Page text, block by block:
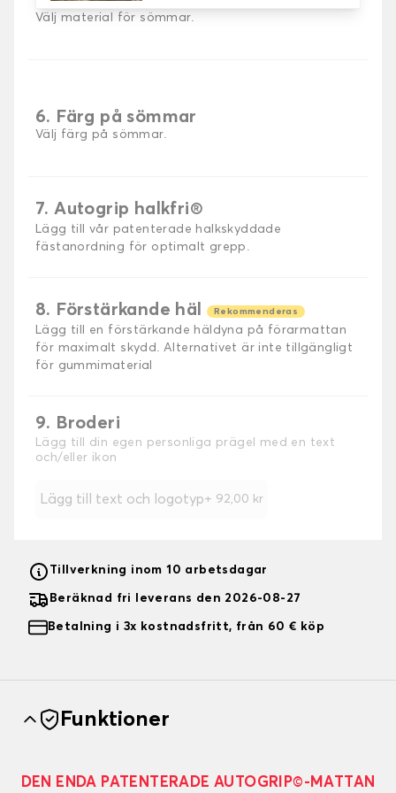
Välj material för sömmar.
6. Färg på sömmar
Välj färg på sömmar.
7. Autogrip halkfri®
Lägg till vår patenterade halkskyddade
fästanordning för optimalt grepp.
8. Förstärkande häl Rekommenderas
Lägg till en förstärkande häldyna på förarmattan
för maximalt skydd. Alternativet är inte tillgängligt
för gummimaterial
9. Broderi
Lägg till din egen personliga prägel med en text
och/eller ikon
Lägg till text och logotyp+ 92,00 kr
Tillverkning inom 10 arbetsdagar
Beräknad fri leverans den 2026-08-27
Betalning i 3x kostnadsfritt, från 60 € köp
Funktioner
DEN ENDA PATENTERADE AUTOGRIP©-MATTAN